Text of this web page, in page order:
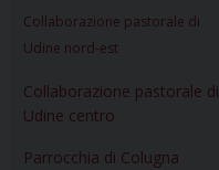
Collaborazione pastorale di
Udine nord-est
Collaborazione pastorale di
Udine centro
Parrocchia di Colugna